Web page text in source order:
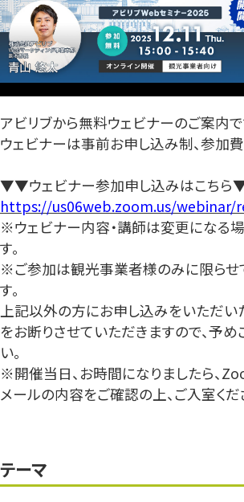
アビリブから無料ウェビナーのご案内で
ウェビナーは事前お申し込み制、参加費
▼▼ウェビナー参加申し込みはこち
https://us06web.zoom.us/webinar/
※ウェビナー内容・講師は変更になる
す。
※ご参加は観光事業者様のみに限らせ
す。
上記以外の方にお申し込みをいただい
をお断りさせていただきますので、予め
い。
※開催当日、お時間になりましたら、
メールの内容をご確認の上、ご入室くだ
テーマ